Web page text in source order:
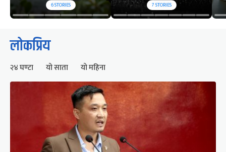
6STORIES 7STORIES
लोकप्रिय
२४ घण्टा यो साता यो महिना